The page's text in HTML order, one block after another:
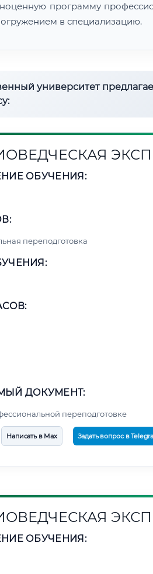
программу
в специализацию.
университет
ОБУЧЕНИЯ:
переподготовка
ДОКУМЕНТ:
переподготовке
Написать в Max Задать вопрос в
ОБУЧЕНИЯ: